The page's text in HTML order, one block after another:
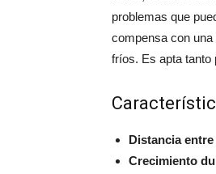
problemas que
compensa con
fríos. Es apta tanto
Distancia
Crecimiento